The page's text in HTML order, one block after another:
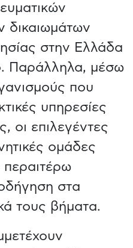
δικαιωμάτων
στην Ελλάδα
Παράλληλα, μέσω
που
υπηρεσίες
οι επιλεγέντες
ομάδες
στα
τους βήματα.